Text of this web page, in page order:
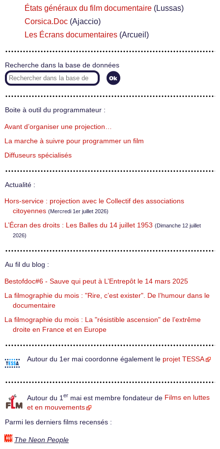
États généraux du film documentaire (Lussas)
Corsica.Doc (Ajaccio)
Les Écrans documentaires (Arcueil)
Recherche dans la base de données
Boite à outil du programmateur :
Avant d’organiser une projection…
La marche à suivre pour programmer un film
Diffuseurs spécialisés
Actualité :
Hors-service : projection avec le Collectif des associations
citoyennes (Mercredi 1er juillet 2026)
L’Écran des droits : Les Balles du 14 juillet 1953 (Dimanche 12 juillet
2026)
Au fil du blog :
Bestofdoc#6 - Sauve qui peut à L’Entrepôt le 14 mars 2025
La filmographie du mois : "Rire, c’est exister". De l’humour dans le
documentaire
La filmographie du mois : La "résistible ascension" de l’extrême
droite en France et en Europe
Autour du 1er mai coordonne également le projet TESSA
Autour du 1 er mai est membre fondateur de Films en luttes
et en mouvements
Parmi les derniers films recensés :
The Neon People